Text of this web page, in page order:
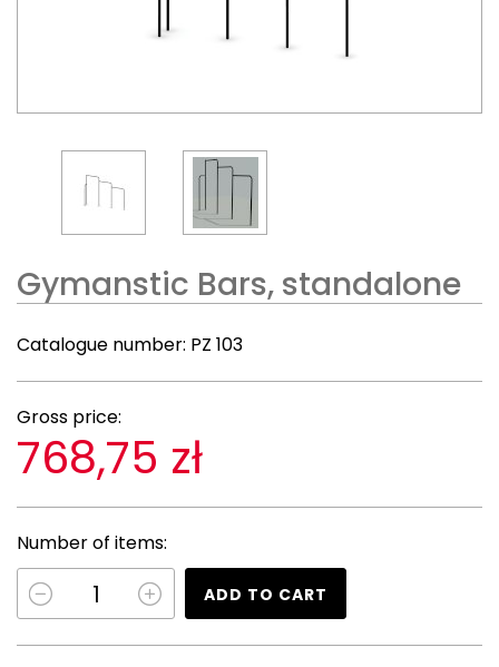
Gymanstic Bars, standalone
Catalogue number: PZ 103
Gross price:
768,75 zł
Number of items:
ADD TO CART